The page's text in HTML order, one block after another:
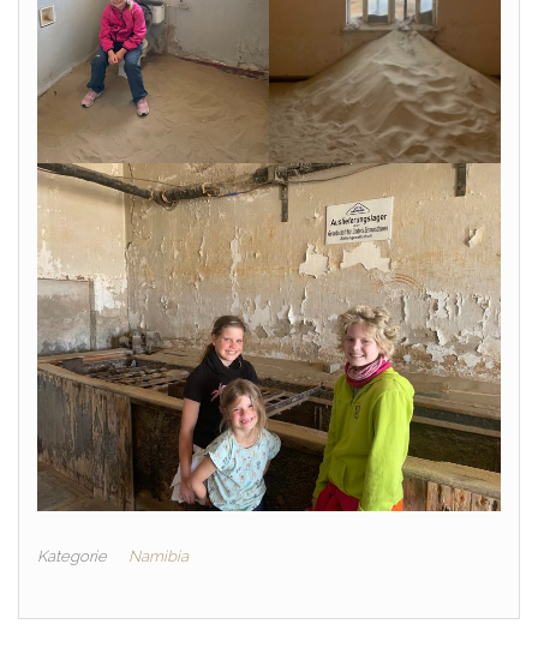
Kategorie Namibia